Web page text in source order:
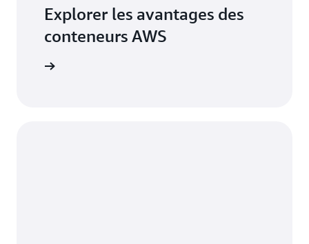
Explorer les avantages des
conteneurs AWS